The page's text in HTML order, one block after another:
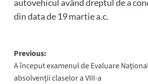
autovehicul având dreptul de a
din data de 19 martie a.c.
Post
navigation
Previous:
A început examenul de Evaluare
absolvenţii claselor a VIII-a